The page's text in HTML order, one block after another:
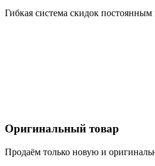
Гибкая система скидок постоянным
Оригинальный товар
Продаём только новую и